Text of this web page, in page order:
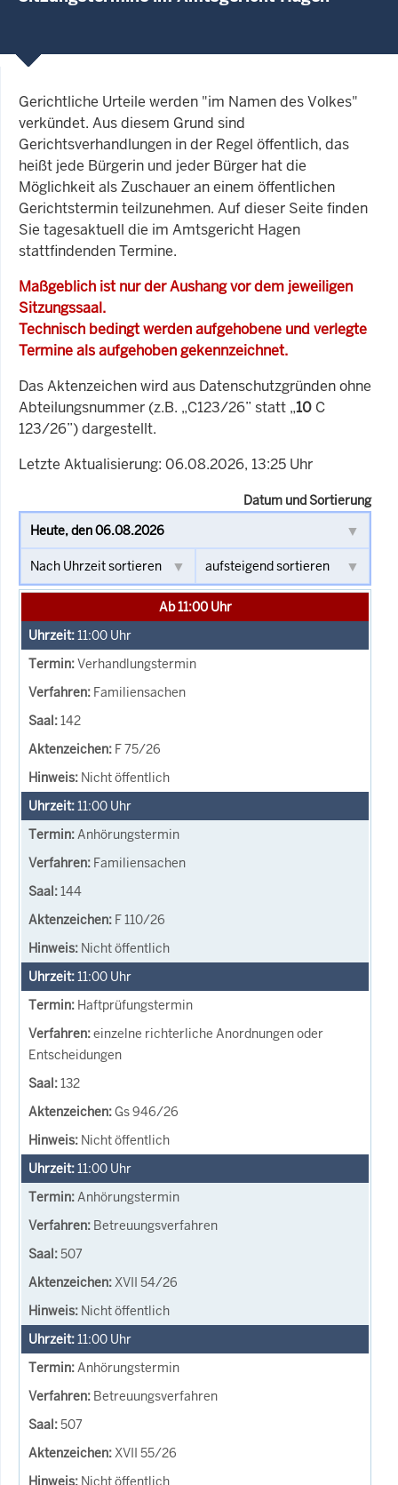
Gerichtliche Urteile werden "im Namen des Volkes"
verkündet. Aus diesem Grund sind
Gerichtsverhandlungen in der Regel öffentlich, das
heißt jede Bürgerin und jeder Bürger hat die
Möglichkeit als Zuschauer an einem öffentlichen
Gerichtstermin teilzunehmen. Auf dieser Seite finden
Sie tagesaktuell die im Amtsgericht Hagen
stattfindenden Termine.
Maßgeblich ist nur der Aushang vor dem jeweiligen
Sitzungssaal.
Technisch bedingt werden aufgehobene und verlegte
Termine als aufgehoben gekennzeichnet.
Das Aktenzeichen wird aus Datenschutzgründen ohne
Abteilungsnummer (z.B. „C123/26” statt „10 C
123/26”) dargestellt.
Letzte Aktualisierung: 06.08.2026, 13:25 Uhr
Datum und Sortierung
Ab 11:00 Uhr
11:00 Uhr
Verhandlungstermin
Familiensachen
142
F 75/26
Nicht öffentlich
11:00 Uhr
Anhörungstermin
Familiensachen
144
F 110/26
Nicht öffentlich
11:00 Uhr
Haftprüfungstermin
einzelne richterliche Anordnungen oder
Entscheidungen
132
Gs 946/26
Nicht öffentlich
11:00 Uhr
Anhörungstermin
Betreuungsverfahren
507
XVII 54/26
Nicht öffentlich
11:00 Uhr
Anhörungstermin
Betreuungsverfahren
507
XVII 55/26
Nicht öffentlich